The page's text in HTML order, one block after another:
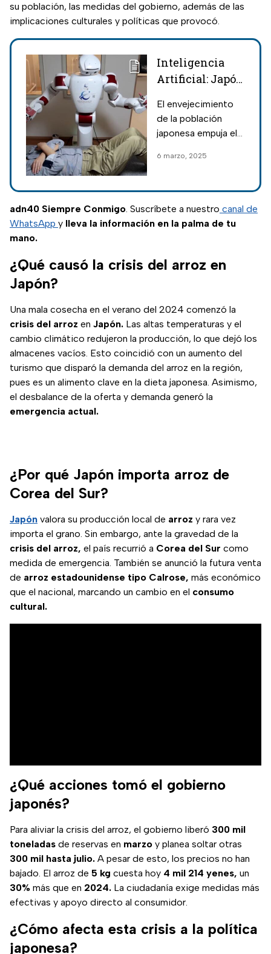
su población, las medidas del gobierno, además de las
implicaciones culturales y políticas que provocó.
Inteligencia
Artificial: Japón
robots para
cuidar a adultos
El envejecimiento
de la población
japonesa empuja el
inteligencia artificial
capaces de cuidar a
adultos mayores.
6 marzo, 2025
adn40 Siempre Conmigo. Suscríbete a nuestro canal de
WhatsApp y lleva la información en la palma de tu
mano.
¿Qué causó la crisis del arroz en
Japón?
Una mala cosecha en el verano del 2024 comenzó la
crisis del arroz en Japón. Las altas temperaturas y el
cambio climático redujeron la producción, lo que dejó los
almacenes vacíos. Esto coincidió con un aumento del
turismo que disparó la demanda del arroz en la región,
pues es un alimento clave en la dieta japonesa. Asimismo,
el desbalance de la oferta y demanda generó la
emergencia actual.
¿Por qué Japón importa arroz de
Corea del Sur?
Japón valora su producción local de arroz y rara vez
importa el grano. Sin embargo, ante la gravedad de la
crisis del arroz, el país recurrió a Corea del Sur como
medida de emergencia. También se anunció la futura venta
de arroz estadounidense tipo Calrose, más económico
que el nacional, marcando un cambio en el consumo
cultural.
¿Qué acciones tomó el gobierno
japonés?
Para aliviar la crisis del arroz, el gobierno liberó 300 mil
toneladas de reservas en marzo y planea soltar otras
300 mil hasta julio. A pesar de esto, los precios no han
bajado. El arroz de 5 kg cuesta hoy 4 mil 214 yenes, un
30% más que en 2024. La ciudadanía exige medidas más
efectivas y apoyo directo al consumidor.
¿Cómo afecta esta crisis a la política
japonesa?